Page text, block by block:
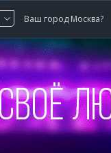
Ваш город Москва?